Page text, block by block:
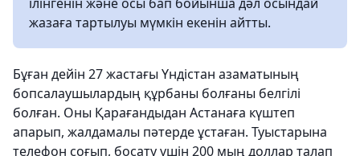
жазаға тартылуы мүмкін екенін айтты.
Бұған дейін 27 жастағы Үндістан азаматының
бопсалаушылардың құрбаны болғаны белгілі
болған. Оны Қарағандыдан Астанаға күштеп
апарып, жалдамалы пәтерде ұстаған. Туыстарына
телефон соғып, босату үшін 200 мың доллар талап